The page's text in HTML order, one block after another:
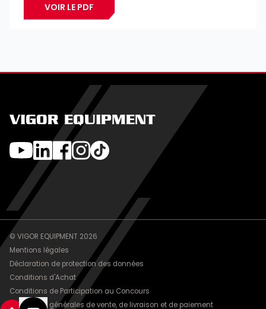
VOIR LE PDF
VIGOR EQUIPMENT
© VIGOR EQUIPMENT 2026
Mentions légales
Déclaration de protection des données
Conditions d'Achat
Conditions de Participation au Concours
Conditions générales de vente, de livraison et de paiement